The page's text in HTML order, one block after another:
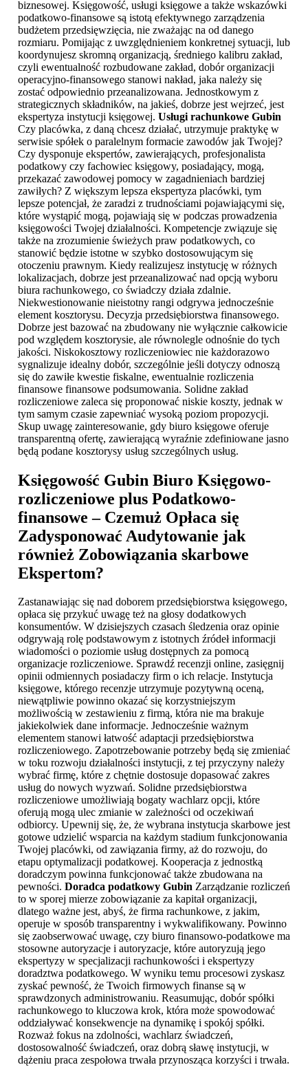
biznesowej. Księgowość, usługi księgowe a także wskazówki
podatkowo-finansowe są istotą efektywnego zarządzenia
budżetem przedsięwzięcia, nie zważając na od danego
rozmiaru. Pomijając z uwzględnieniem konkretnej sytuacji, lub
koordynujesz skromną organizacją, średniego kalibru zakład,
czyli ewentualność rozbudowane zakład, dobór organizacji
operacyjno-finansowego stanowi nakład, jaka należy się
zostać odpowiednio przeanalizowana. Jednostkowym z
strategicznych składników, na jakieś, dobrze jest wejrzeć, jest
ekspertyza instytucji księgowej. Usługi rachunkowe Gubin
Czy placówka, z daną chcesz działać, utrzymuje praktykę w
serwisie spółek o paralelnym formacie zawodów jak Twojej?
Czy dysponuje ekspertów, zawierających, profesjonalista
podatkowy czy fachowiec księgowy, posiadający, mogą,
przekazać zawodowej pomocy w zagadnieniach bardziej
zawiłych? Z większym lepsza ekspertyza placówki, tym
lepsze potencjał, że zaradzi z trudnościami pojawiającymi się,
które wystąpić mogą, pojawiają się w podczas prowadzenia
księgowości Twojej działalności. Kompetencje związuje się
także na zrozumienie świeżych praw podatkowych, co
stanowić będzie istotne w szybko dostosowującym się
otoczeniu prawnym. Kiedy realizujesz instytucję w różnych
lokalizacjach, dobrze jest przeanalizować nad opcją wyboru
biura rachunkowego, co świadczy działa zdalnie.
Niekwestionowanie nieistotny rangi odgrywa jednocześnie
element kosztorysu. Decyzja przedsiębiorstwa finansowego.
Dobrze jest bazować na zbudowany nie wyłącznie całkowicie
pod względem kosztorysie, ale równolegle odnośnie do tych
jakości. Niskokosztowy rozliczeniowiec nie każdorazowo
sygnalizuje idealny dobór, szczególnie jeśli dotyczy odnoszą
się do zawiłe kwestie fiskalne, ewentualnie rozliczenia
finansowe finansowe podsumowania. Solidne zakład
rozliczeniowe zaleca się proponować niskie koszty, jednak w
tym samym czasie zapewniać wysoką poziom propozycji.
Skup uwagę zainteresowanie, gdy biuro księgowe oferuje
transparentną ofertę, zawierającą wyraźnie zdefiniowane jasno
będą podane kosztorysy usług szczególnych usług.
Księgowość Gubin Biuro Księgowo-
rozliczeniowe plus Podatkowo-
finansowe – Czemuż Opłaca się
Zadysponować Audytowanie jak
również Zobowiązania skarbowe
Ekspertom?
Zastanawiając się nad doborem przedsiębiorstwa księgowego,
opłaca się przykuć uwagę też na głosy dodatkowych
konsumentów. W dzisiejszych czasach śledzenia oraz opinie
odgrywają rolę podstawowym z istotnych źródeł informacji
wiadomości o poziomie usług dostępnych za pomocą
organizacje rozliczeniowe. Sprawdź recenzji online, zasięgnij
opinii odmiennych posiadaczy firm o ich relacje. Instytucja
księgowe, którego recenzje utrzymuje pozytywną oceną,
niewątpliwie powinno okazać się korzystniejszym
możliwością w zestawieniu z firmą, która nie ma brakuje
jakiekolwiek dane informacje. Jednocześnie ważnym
elementem stanowi łatwość adaptacji przedsiębiorstwa
rozliczeniowego. Zapotrzebowanie potrzeby będą się zmieniać
w toku rozwoju działalności instytucji, z tej przyczyny należy
wybrać firmę, które z chętnie dostosuje dopasować zakres
usług do nowych wyzwań. Solidne przedsiębiorstwa
rozliczeniowe umożliwiają bogaty wachlarz opcji, które
oferują mogą ulec zmianie w zależności od oczekiwań
odbiorcy. Upewnij się, że, że wybrana instytucja skarbowe jest
gotowe udzielić wsparcia na każdym stadium funkcjonowania
Twojej placówki, od zawiązania firmy, aż do rozwoju, do
etapu optymalizacji podatkowej. Kooperacja z jednostką
doradczym powinna funkcjonować także zbudowana na
pewności. Doradca podatkowy Gubin Zarządzanie rozliczeń
to w sporej mierze zobowiązanie za kapitał organizacji,
dlatego ważne jest, abyś, że firma rachunkowe, z jakim,
operuje w sposób transparentny i wykwalifikowany. Powinno
się zaobserwować uwagę, czy biuro finansowo-podatkowe ma
stosowne autoryzacje i autoryzacje, które autoryzują jego
ekspertyzy w specjalizacji rachunkowości i ekspertyzy
doradztwa podatkowego. W wyniku temu procesowi zyskasz
zyskać pewność, że Twoich firmowych finanse są w
sprawdzonych administrowaniu. Reasumując, dobór spółki
rachunkowego to kluczowa krok, która może spowodować
oddziaływać konsekwencje na dynamikę i spokój spółki.
Rozważ fokus na zdolności, wachlarz świadczeń,
dostosowalność świadczeń, oraz dobrą sławę instytucji, w
dążeniu praca zespołowa trwała przynosząca korzyści i trwała.